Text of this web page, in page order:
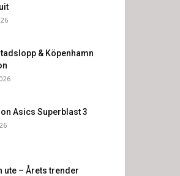
& Köpenhamn
Asics Superblast 3
ute – Årets trender